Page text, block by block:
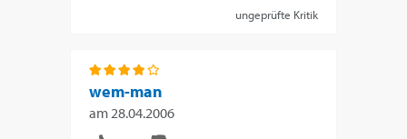
ungeprüfte Kritik
wem-man
am28.04.2006